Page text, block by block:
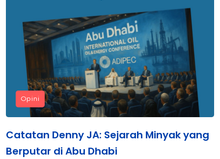
Opini
Catatan Denny JA: Sejarah Minyak yang
Berputar di Abu Dhabi